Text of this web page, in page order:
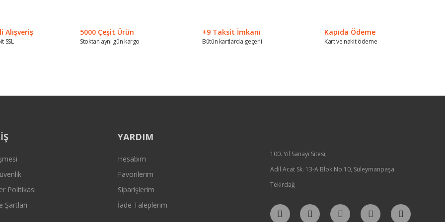
Gönder
Alışveriş
SSL
5000 Çeşit Ürün
Stoktan aynı gün kargo
+9 Taksit İmkanı
Bütün kartlarda geçerli
Kapıda Ödeme
Kart ve nakit ödeme
Politikası
Şartları
YARDIM
Hesabım
Favorilerim
Siparişlerim
İade Taleplerim
100. Yıl Sanayi Sitesi,
Adil Acat Sk. 13-A Blok No:10, Süleymanpaşa
Tekirdağ